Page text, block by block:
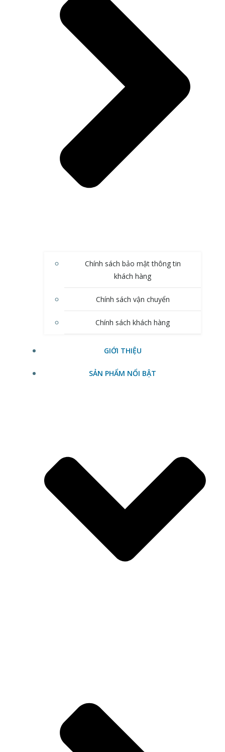
Chính sách bảo mật thông tin
khách hàng
Chính sách vận chuyển
Chính sách khách hàng
GIỚI THIỆU
SẢN PHẨM NỔI BẬT